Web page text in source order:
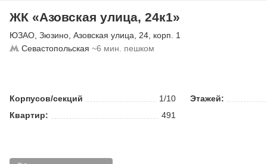
ЖК «Азовская улица, 24к1»
ЮЗАО Зюзино Азовская улица , 24, корп. 1
Севастопольская ~6 мин. пешком
Корпусов/секций 1/10 Этажей:
Квартир:
491